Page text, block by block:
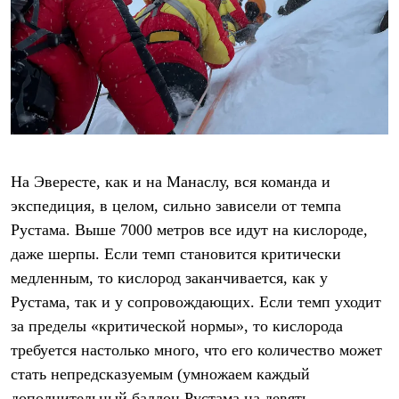
Чуни
Уход за обувью
Аксессуары
Головные уборы
Шапки
Балаклавы и маски
Кепки и бейсболки
Повязки
Перчатки и рукавицы
Перчатки
Рукавицы
Носки
Полезные аксессуары
Ремни
Шевроны
Опушки
Термоковрики
Уход за одеждой
В Арктику
На Эвересте, как и на Манаслу, вся команда и
экспедиция, в целом, сильно зависели от темпа
Рустама. Выше 7000 метров все идут на кислороде,
даже шерпы. Если темп становится критически
медленным, то кислород заканчивается, как у
Рустама, так и у сопровождающих. Если темп уходит
за пределы «критической нормы», то кислорода
требуется настолько много, что его количество может
стать непредсказуемым (умножаем каждый